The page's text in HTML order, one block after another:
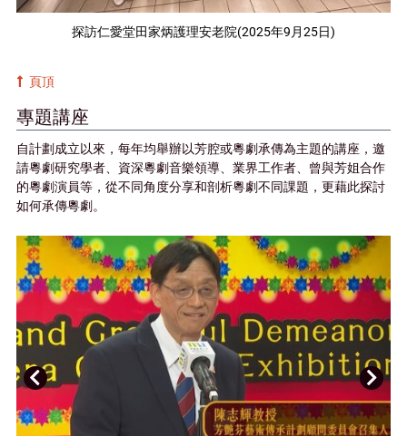
探訪仁愛堂田家炳護理安老院(2025年9月25日)
頁頂
專題講座
自計劃成立以來，每年均舉辦以芳腔或粵劇承傳為主題的講座，邀
請粵劇研究學者、資深粵劇音樂領導、業界工作者、曾與芳姐合作
的粵劇演員等，從不同角度分享和剖析粵劇不同課題，更藉此探討
如何承傳粵劇。
上
一
頁
下
一
頁